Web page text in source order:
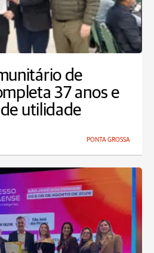
de
37 anos e
utilidade
PONTA GROSSA